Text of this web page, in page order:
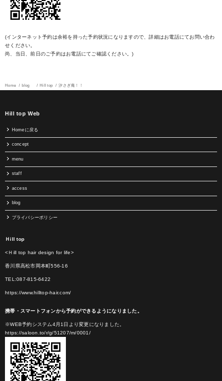
(インターネット予約は余裕を持った予約状況になりますので、詳細はお電話にてお問い合わ
せください。
尚、当日、前日のご予約はお電話にてご確認ください。)
Home blog Hill top 汐さぎ庵！！
Hill top Web
Homeに戻る
concept
menu
staff
access
blog
プライバシーポリシー
Ｈill top
<Ｈill top hair design for life>
香川県高松市岡本町556-16
TEL:087-815-6422
https://www.hilltop-hair.com/
携帯・スマートフォンから予約ができるようになりました。
※WEB予約システム4月1日より変更になりました。
https://saloon.to/r/g/51207/m/0001/